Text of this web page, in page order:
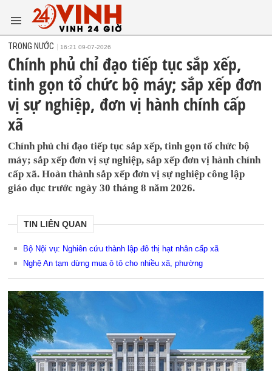
TRONG NƯỚC 16:21 09-07-2026
Chính phủ chỉ đạo tiếp tục sắp xếp,
tinh gọn tổ chức bộ máy; sắp xếp đơn
vị sự nghiệp, đơn vị hành chính cấp
xã
Chính phủ chỉ đạo tiếp tục sắp xếp, tinh gọn tổ chức bộ
máy; sắp xếp đơn vị sự nghiệp, sắp xếp đơn vị hành chính
cấp xã. Hoàn thành sắp xếp đơn vị sự nghiệp công lập
giáo dục trước ngày 30 tháng 8 năm 2026.
TIN LIÊN QUAN
Bộ Nội vụ: Nghiên cứu thành lập đô thị hạt nhân cấp xã
Nghệ An tạm dừng mua ô tô cho nhiều xã, phường